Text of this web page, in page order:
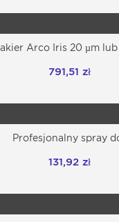
Lakier Arco Iris 20 µm
791,51 zł
Profesjonalny spray
131,92 zł